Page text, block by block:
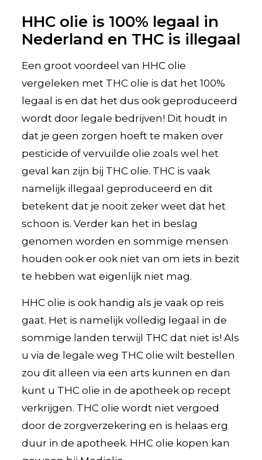
HHC olie is 100% legaal in
Nederland en THC is illegaal
Een groot voordeel van HHC olie
vergeleken met THC olie is dat het 100%
legaal is en dat het dus ook geproduceerd
wordt door legale bedrijven! Dit houdt in
dat je geen zorgen hoeft te maken over
pesticide of vervuilde olie zoals wel het
geval kan zijn bij THC olie. THC is vaak
namelijk illegaal geproduceerd en dit
betekent dat je nooit zeker weet dat het
schoon is. Verder kan het in beslag
genomen worden en sommige mensen
houden ook er ook niet van om iets in bezit
te hebben wat eigenlijk niet mag.
HHC olie is ook handig als je vaak op reis
gaat. Het is namelijk volledig legaal in de
sommige landen terwijl THC dat niet is! Als
u via de legale weg THC olie wilt bestellen
zou dit alleen via een arts kunnen en dan
kunt u THC olie in de apotheek op recept
verkrijgen. THC olie wordt niet vergoed
door de zorgverzekering en is helaas erg
duur in de apotheek. HHC olie kopen kan